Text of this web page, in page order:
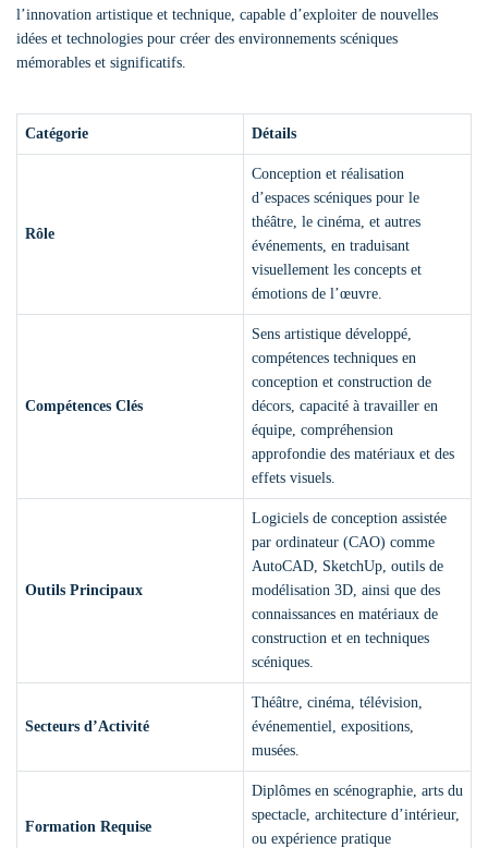
l’innovation artistique et technique, capable d’exploiter de nouvelles
idées et technologies pour créer des environnements scéniques
mémorables et significatifs.
Catégorie Détails
Rôle
Conception et réalisation
d’espaces scéniques pour le
théâtre, le cinéma, et autres
événements, en traduisant
visuellement les concepts et
émotions de l’œuvre.
Compétences Clés
Sens artistique développé,
compétences techniques en
conception et construction de
décors, capacité à travailler en
équipe, compréhension
approfondie des matériaux et des
effets visuels.
Outils Principaux
Logiciels de conception assistée
par ordinateur (CAO) comme
AutoCAD, SketchUp, outils de
modélisation 3D, ainsi que des
connaissances en matériaux de
construction et en techniques
scéniques.
Secteurs d’Activité
Théâtre, cinéma, télévision,
événementiel, expositions,
musées.
Formation Requise
Diplômes en scénographie, arts du
spectacle, architecture d’intérieur,
ou expérience pratique